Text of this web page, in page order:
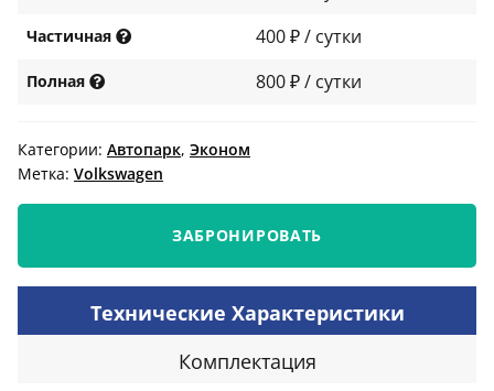
Частичная 400 ₽ / сутки
Полная 800 ₽ / сутки
Категории: Автопарк, Эконом
Метка: Volkswagen
ЗАБРОНИРОВАТЬ
Технические Характеристики
Комплектация